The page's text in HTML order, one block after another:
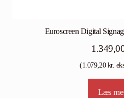
Euroscreen Digital
(1.079,20kr.
Læs